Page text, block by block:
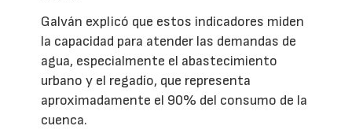
Galván explicó que estos indicadores miden
la capacidad para atender las demandas de
agua, especialmente el abastecimiento
urbano y el regadío, que representa
aproximadamente el 90% del consumo de la
cuenca.